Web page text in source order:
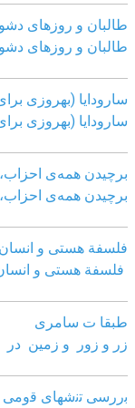
طالبان و روزهای
طالبان و روزهای
سارودایا (بهروزی
سارودایا (بهروزی
برچیدن همه‌ی
برچیدن همه‌ی
فلسفة هستی و انسان
فلسفة هستی و
طبقا ت سامری
زر و زور و زمین در
ﺑررﺳﯽ ﺗﻧﺷﮭﺎی ﻗوﻣﯽ